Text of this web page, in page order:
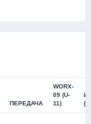
ПЕРЕДАЧА
WORX-
09 (U-
11)